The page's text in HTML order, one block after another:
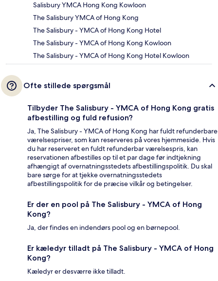
Salisbury YMCA Hong Kong Kowloon
The Salisbury YMCA of Hong Kong
The Salisbury - YMCA of Hong Kong Hotel
The Salisbury - YMCA of Hong Kong Kowloon
The Salisbury - YMCA of Hong Kong Hotel Kowloon
Ofte stillede spørgsmål
Tilbyder The Salisbury - YMCA of Hong Kong gratis
afbestilling og fuld refusion?
Ja, The Salisbury - YMCA of Hong Kong har fuldt refunderbare
værelsespriser, som kan reserveres på vores hjemmeside. Hvis
du har reserveret en fuldt refunderbar værelsespris, kan
reservationen afbestilles op til et par dage før indtjekning
afhængigt af overnatningsstedets afbestillingspolitik. Du skal
bare sørge for at tjekke overnatningsstedets
afbestillingspolitik for de præcise vilkår og betingelser.
Er der en pool på The Salisbury - YMCA of Hong
Kong?
Ja, der findes en indendørs pool og en børnepool.
Er kæledyr tilladt på The Salisbury - YMCA of Hong
Kong?
Kæledyr er desværre ikke tilladt.